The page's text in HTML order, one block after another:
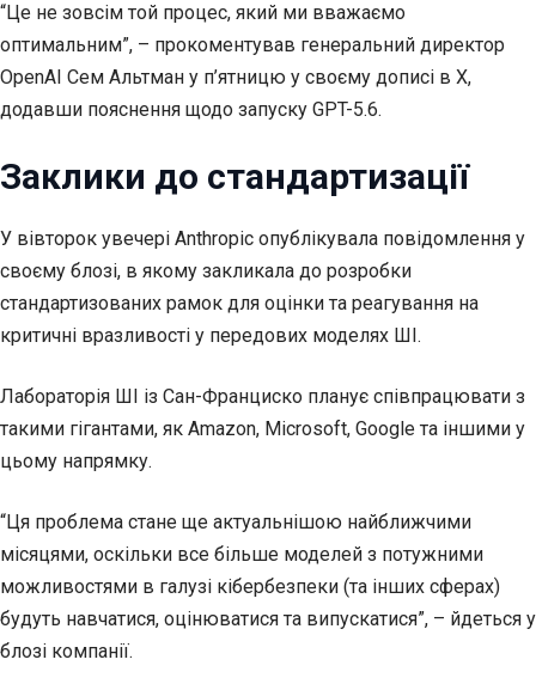
“Це не зовсім той процес, який ми вважаємо
оптимальним”, – прокоментував генеральний директор
OpenAI Сем Альтман у п’ятницю у своєму дописі в X,
додавши пояснення щодо запуску GPT-5.6.
Заклики до стандартизації
У вівторок увечері Anthropic опублікувала повідомлення у
своєму блозі, в якому закликала до розробки
стандартизованих рамок для оцінки та реагування на
критичні вразливості у передових моделях ШІ.
Лабораторія ШІ із Сан-Франциско планує співпрацювати з
такими гігантами, як Amazon, Microsoft, Google та іншими у
цьому напрямку.
“Ця проблема стане ще актуальнішою найближчими
місяцями, оскільки все більше моделей з потужними
можливостями в галузі кібербезпеки (та інших сферах)
будуть навчатися, оцінюватися та випускатися”, – йдеться у
блозі компанії.